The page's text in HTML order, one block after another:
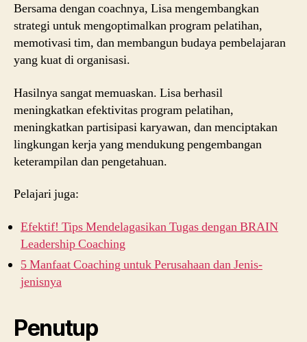
Bersama dengan coachnya, Lisa mengembangkan
strategi untuk mengoptimalkan program pelatihan,
memotivasi tim, dan membangun budaya pembelajaran
yang kuat di organisasi.
Hasilnya sangat memuaskan. Lisa berhasil
meningkatkan efektivitas program pelatihan,
meningkatkan partisipasi karyawan, dan menciptakan
lingkungan kerja yang mendukung pengembangan
keterampilan dan pengetahuan.
Pelajari juga:
Efektif! Tips Mendelagasikan Tugas dengan BRAIN
Leadership Coaching
5 Manfaat Coaching untuk Perusahaan dan Jenis-
jenisnya
Penutup